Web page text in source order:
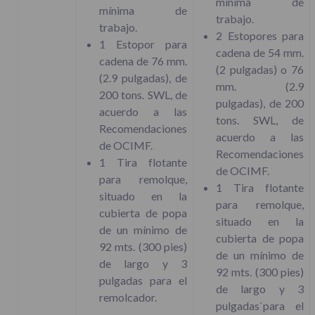
mínima de
trabajo.
1 Estopor para
cadena de 76 mm.
(2.9 pulgadas), de
200 tons. SWL, de
acuerdo a las
Recomendaciones
de OCIMF.
1 Tira flotante
para remolque,
situado en la
cubierta de popa
de un mínimo de
92 mts. (300 pies)
de largo y 3
pulgadas para el
remolcador.
trabajo.
2 Estopores para
cadena de 54 mm.
(2 pulgadas) o 76
mm. (2.9
pulgadas), de 200
tons. SWL, de
acuerdo a las
Recomendaciones
de OCIMF.
1 Tira flotante
para remolque,
situado en la
cubierta de popa
de un mínimo de
92 mts. (300 pies)
de largo y 3
pulgadas`para el